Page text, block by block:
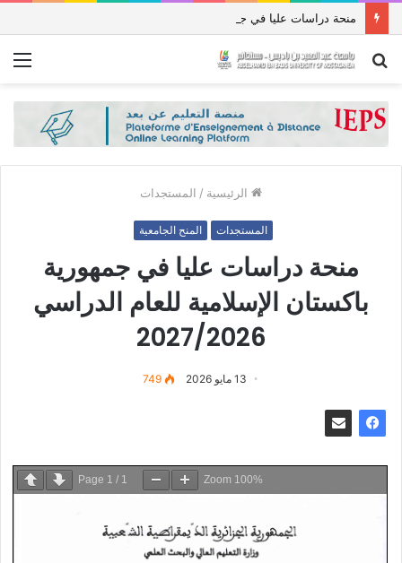
بحث
الرئيسية / المستجدات
المستجدات المنح الجامعية
منحة دراسات عليا في جمهورية
باكستان الإسلامية للعام الدراسي
2027/2026
13 مايو 2026 749
Page 1 / 1 Zoom 100%